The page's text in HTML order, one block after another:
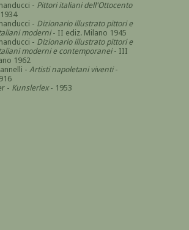
- Pittori italiani dell'Ottocento
- Dizionario illustrato pittori e
moderni- II ediz. Milano 1945
- Dizionario illustrato pittori e
moderni e contemporanei- III
1962
- Artisti napoletani viventi-
- Kunslerlex- 1953